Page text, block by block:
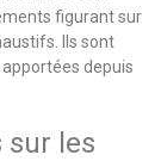
figurant sur
Ils sont
depuis
sur les